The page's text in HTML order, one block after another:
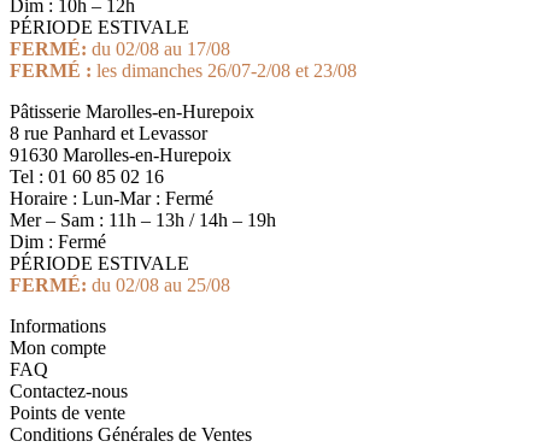
Dim : 10h – 12h
PÉRIODE ESTIVALE
FERMÉ: du 02/08 au 17/08
FERMÉ : les dimanches 26/07-2/08 et 23/08
Pâtisserie Marolles-en-Hurepoix
8 rue Panhard et Levassor
91630 Marolles-en-Hurepoix
Tel : 01 60 85 02 16
Horaire : Lun-Mar : Fermé
Mer – Sam : 11h – 13h / 14h – 19h
Dim : Fermé
PÉRIODE ESTIVALE
FERMÉ: du 02/08 au 25/08
Informations
Mon compte
FAQ
Contactez-nous
Points de vente
Conditions Générales de Ventes